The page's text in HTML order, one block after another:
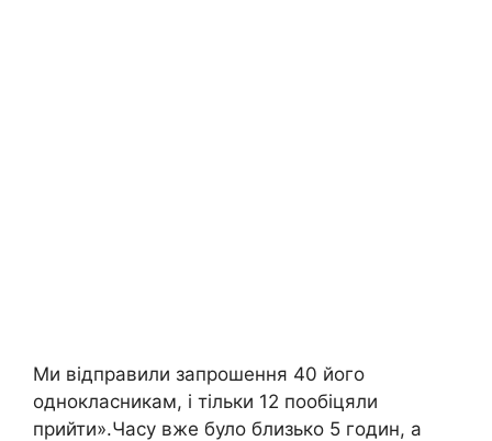
Ми відправили запрошення 40 його
однокласникам, і тільки 12 пообіцяли
прийти».Часу вже було близько 5 годин, а